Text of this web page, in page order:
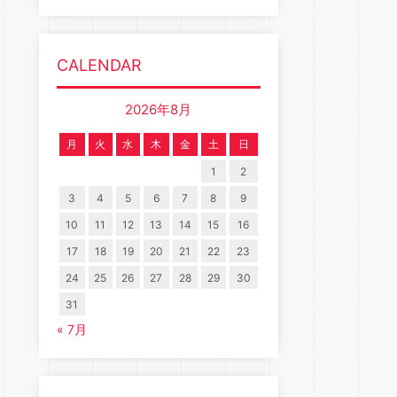
CALENDAR
2026年8月
月 火 水 木 金 土 日
1
2
3
4 5 6 7 8
9
10
11 12 13 14 15
16
17
18 19 20 21 22
23
24
25 26 27 28 29
30
31
« 7月